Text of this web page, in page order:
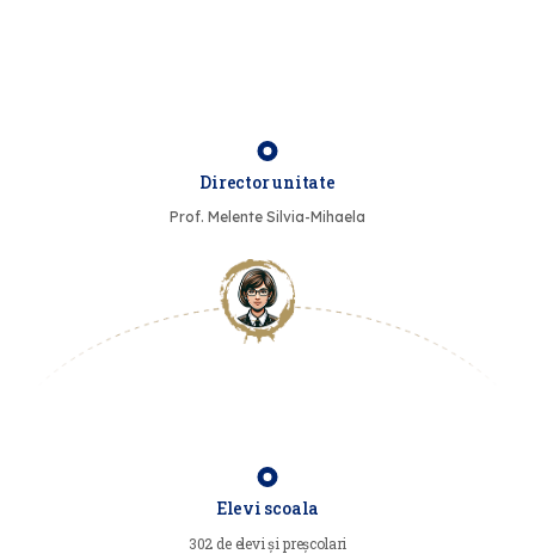
Elevi scoala
302 de elevi și preșcolari
Director unitate
Prof. Melente Silvia-Mihaela